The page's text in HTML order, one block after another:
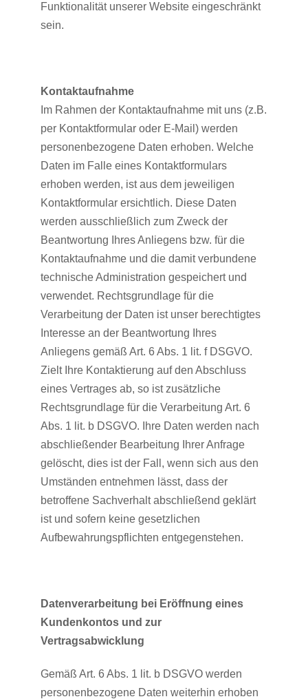
Funktionalität unserer Website eingeschränkt
sein.
Kontaktaufnahme
Im Rahmen der Kontaktaufnahme mit uns (z.B.
per Kontaktformular oder E-Mail) werden
personenbezogene Daten erhoben. Welche
Daten im Falle eines Kontaktformulars
erhoben werden, ist aus dem jeweiligen
Kontaktformular ersichtlich. Diese Daten
werden ausschließlich zum Zweck der
Beantwortung Ihres Anliegens bzw. für die
Kontaktaufnahme und die damit verbundene
technische Administration gespeichert und
verwendet. Rechtsgrundlage für die
Verarbeitung der Daten ist unser berechtigtes
Interesse an der Beantwortung Ihres
Anliegens gemäß Art. 6 Abs. 1 lit. f DSGVO.
Zielt Ihre Kontaktierung auf den Abschluss
eines Vertrages ab, so ist zusätzliche
Rechtsgrundlage für die Verarbeitung Art. 6
Abs. 1 lit. b DSGVO. Ihre Daten werden nach
abschließender Bearbeitung Ihrer Anfrage
gelöscht, dies ist der Fall, wenn sich aus den
Umständen entnehmen lässt, dass der
betroffene Sachverhalt abschließend geklärt
ist und sofern keine gesetzlichen
Aufbewahrungspflichten entgegenstehen.
Datenverarbeitung bei Eröffnung eines
Kundenkontos und zur
Vertragsabwicklung
Gemäß Art. 6 Abs. 1 lit. b DSGVO werden
personenbezogene Daten weiterhin erhoben